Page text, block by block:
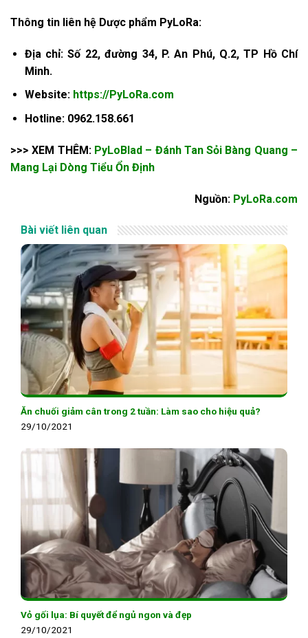
Thông tin liên hệ Dược phẩm PyLoRa:
Địa chỉ: Số 22, đường 34, P. An Phú, Q.2, TP Hồ Chí
Minh.
Website: https://PyLoRa.com
Hotline: 0962.158.661
>>> XEM THÊM: PyLoBlad – Đánh Tan Sỏi Bàng Quang –
Mang Lại Dòng Tiểu Ổn Định
Nguồn: PyLoRa.com
Bài viết liên quan
Ăn chuối giảm cân trong 2 tuần: Làm sao cho hiệu quả?
29/10/2021
Vỏ gối lụa: Bí quyết để ngủ ngon và đẹp
29/10/2021